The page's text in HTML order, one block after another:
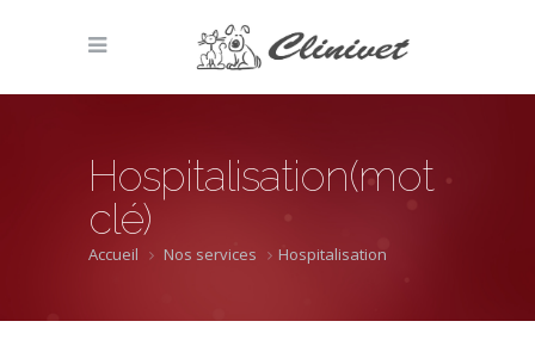
Hospitalisation(mot
clé)
Accueil Nos services Hospitalisation